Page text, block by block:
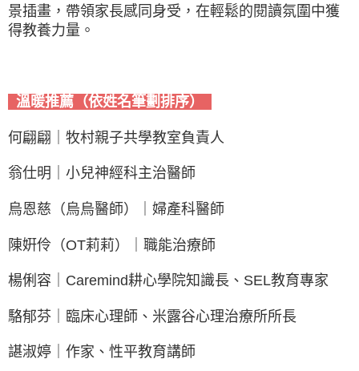
景插畫，帶領家長感同身受，在輕鬆的閱讀氛圍中獲
得教養力量。
溫暖推薦（依姓名筆劃排序）
何翩翩｜牧村親子共學教室負責人
翁仕明｜小兒神經科主治醫師
烏恩慈（烏烏醫師）｜婦產科醫師
陳姸伶（OT莉莉）｜職能治療師
楊俐容｜Caremind耕心學院知識長、SEL教育專家
駱郁芬｜臨床心理師、米露谷心理治療所所長
諶淑婷｜作家、性平教育講師